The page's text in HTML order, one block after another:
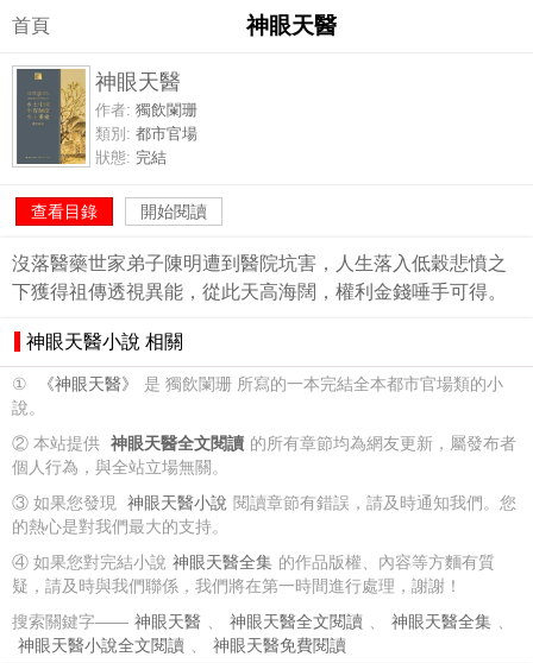
首頁 神眼天醫
神眼天醫
作者: 獨飲闌珊
類別: 都市官場
狀態: 完結
查看目錄 開始閱讀
沒落醫藥世家弟子陳明遭到醫院坑害，人生落入低穀悲憤之
下獲得祖傳透視異能，從此天高海闊，權利金錢唾手可得。
神眼天醫小說 相關
① 《神眼天醫》
是 獨飲闌珊 所寫的一本完結全本都市官場類的小
說。
② 本站提供 神眼天醫全文閱讀 的所有章節均為網友更新，屬發布者
個人行為，與全站立場無關。
③ 如果您發現 神眼天醫小說 閱讀章節有錯誤，請及時通知我們。您
的熱心是對我們最大的支持。
④ 如果您對完結小說 神眼天醫全集 的作品版權、內容等方麵有質
疑，請及時與我們聯係，我們將在第一時間進行處理，謝謝！
搜索關鍵字—— 神眼天醫 、 神眼天醫全文閱讀 、 神眼天醫全集 、
神眼天醫小說全文閱讀 、 神眼天醫免費閱讀